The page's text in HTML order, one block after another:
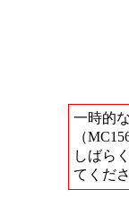
一時的
（
しばら
てくださ